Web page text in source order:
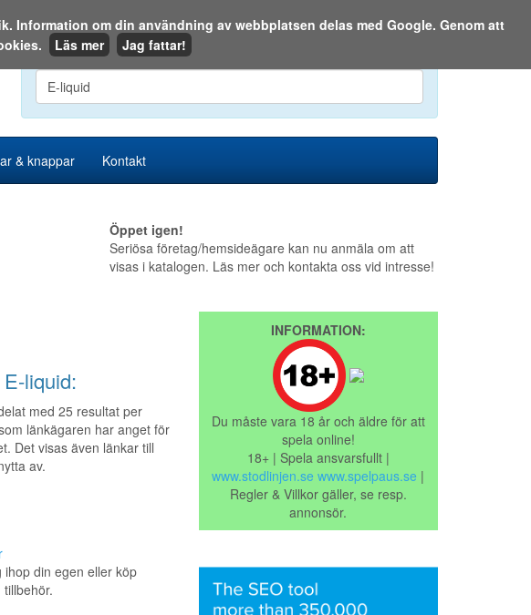
Den 7 augusti 2026
Sök i katalogen eller på webben:
& knappar Kontakt
Öppet igen!
Seriösa företag/hemsideägare kan nu anmäla om att
visas i katalogen. Läs mer och kontakta oss vid intresse!
liquid:
med 25 resultat per
länkägaren har anget för
Det visas även länkar till
av.
din egen eller köp
INFORMATION:
Du måste vara 18 år och äldre för att
spela online!
18+ | Spela ansvarsfullt |
www.stodlinjen.se www.spelpaus.se |
Regler & Villkor gäller, se resp.
annonsör.
Information om din användning av webbplatsen delas med Google. Genom att
Läs mer Jag fattar!